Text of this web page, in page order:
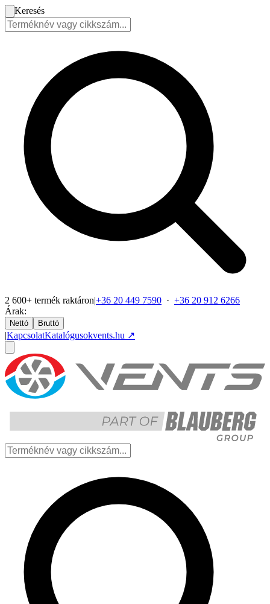
Keresés
2 600+ termék raktáron|+36 20 449 7590 · +36 20 912 6266
Árak:
Nettó Bruttó
|KapcsolatKatalógusokvents.hu ↗